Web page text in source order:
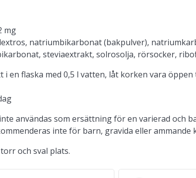
mg
natriumbikarbonat (bakpulver),
steviaextrakt, solrosolja, rörsocker,
i en flaska med 0,5 l vatten, låt korken vara
användas som ersättning för en varierad och
inte för barn, gravida eller ammande
och sval plats.